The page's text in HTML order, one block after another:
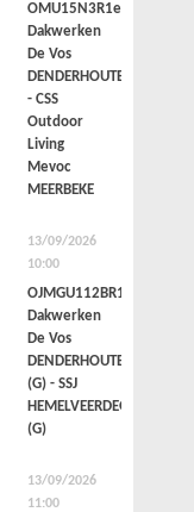
OMU15N3R1e:
Dakwerken
De Vos
DENDERHOUTEM
- CSS
Outdoor
Living
Mevoc
MEERBEKE
13/09/2026
10:00
OJMGU112BR1c:
Dakwerken
De Vos
DENDERHOUTEM
(G) - SSJ
HEMELVEERDEGEM
(G)
13/09/2026
11:00